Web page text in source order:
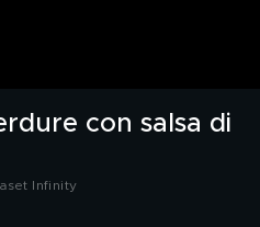
con salsa di
Infinity